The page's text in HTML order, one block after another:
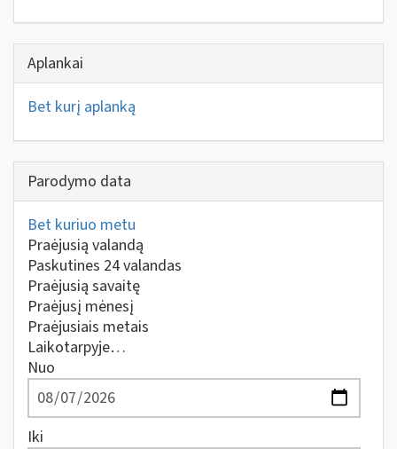
Aplankai
Bet kurį aplanką
Parodymo data
Bet kuriuo metu
Praėjusią valandą
Paskutines 24 valandas
Praėjusią savaitę
Praėjusį mėnesį
Praėjusiais metais
Laikotarpyje…
Nuo
Iki